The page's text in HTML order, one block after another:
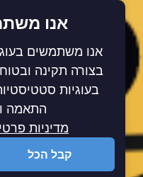
אנו
אנו משתמשים
בצורה תקינה
בעוגיות
התאמה
מדיניות
קבל הכל